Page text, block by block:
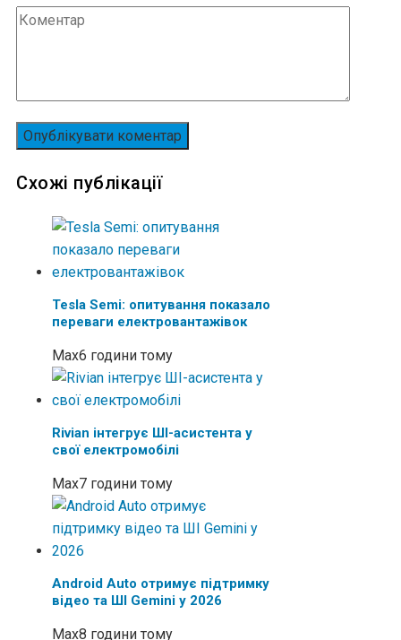
Схожі публікації
Tesla Semi: опитування показало
переваги електровантажівок
Max6 години тому
Rivian інтегрує ШІ-асистента у
свої електромобілі
Max7 години тому
Android Auto отримує підтримку
відео та ШІ Gemini у 2026
Max8 години тому